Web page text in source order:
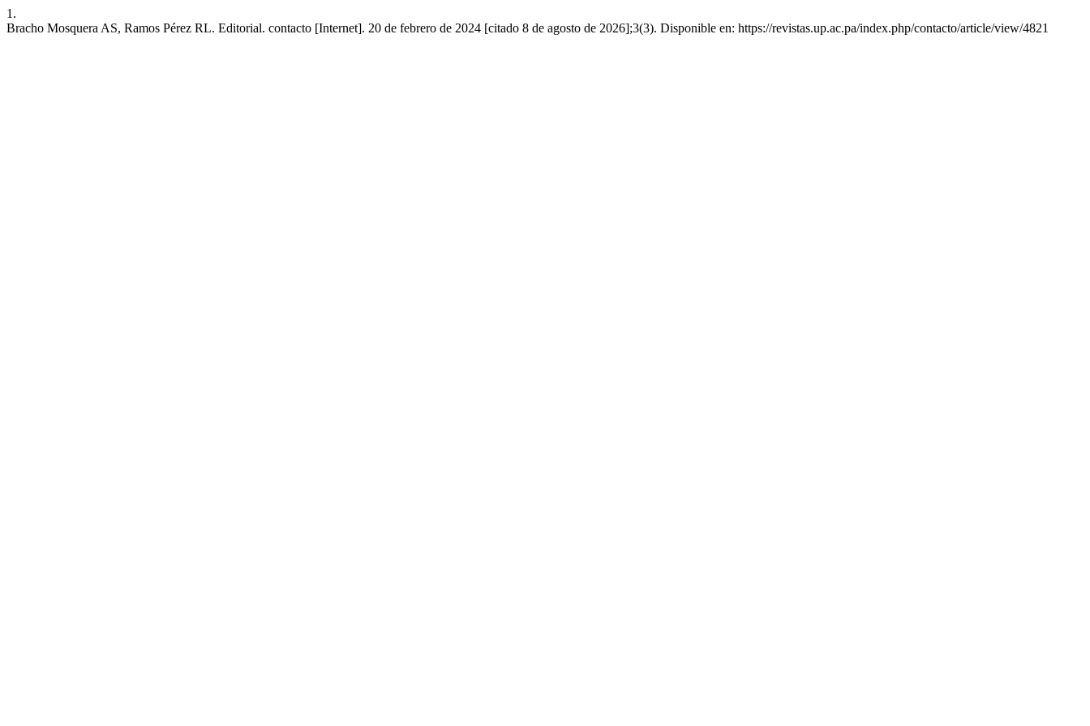
1.
Bracho Mosquera AS, Ramos Pérez RL. Editorial. contacto [Internet]. 20 de febrero de 2024 [citado 8 de agosto de 2026];3(3). Disponible en: https://revistas.up.ac.pa/index.php/contacto/article/view/4821